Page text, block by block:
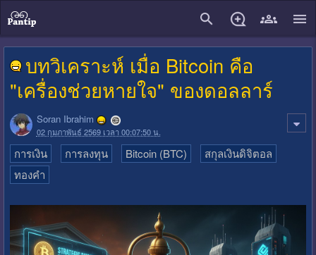
บทวิเคราะห์ เมื่อ Bitcoin คือ
"เครื่องช่วยหายใจ" ของดอลลาร์
Soran Ibrahim
02 กุมภาพันธ์ 2569 เวลา 00:07:50 น.
การเงิน การลงทุน Bitcoin (BTC)
สกุลเงินดิจิตอล
ทองคำ
close